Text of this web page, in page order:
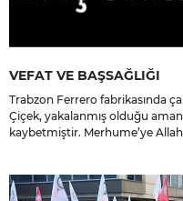
VEFAT VE BAŞSAĞLIĞI
Trabzon Ferrero fabrikasında
Çiçek, yakalanmış olduğu
kaybetmiştir. Merhume’ye